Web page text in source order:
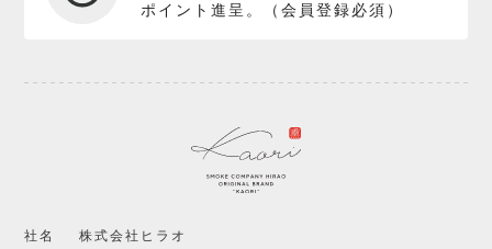
ポイント進呈。（会員登録必須）
社名
株式会社ヒラオ